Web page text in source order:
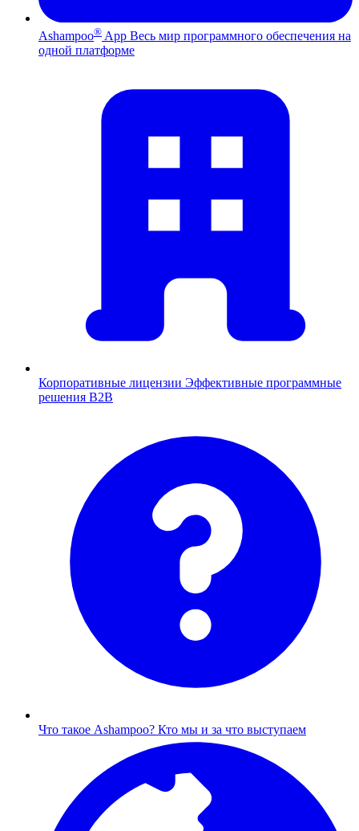
Ashampoo® App Весь мир программного обеспечения на
одной платформе
Корпоративные лицензии Эффективные программные
решения B2B
Что такое Ashampoo? Кто мы и за что выступаем